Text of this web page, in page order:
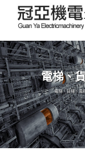
電梯、
電梯、貨梯、電